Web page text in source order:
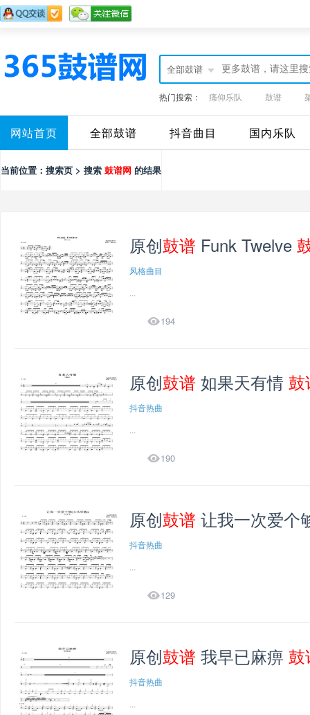
全部鼓谱
热门搜索： 痛仰乐队 鼓谱
网站首页 全部鼓谱 抖音曲目 国内乐队
当前位置：搜索页 > 搜索 鼓谱网 的结果
原创鼓谱 Funk Twelve
风格曲目
194
原创鼓谱 如果天有情 鼓
抖音热曲
190
原创鼓谱 让我一次爱个
抖音热曲
129
原创鼓谱 我早已麻痹 鼓
抖音热曲